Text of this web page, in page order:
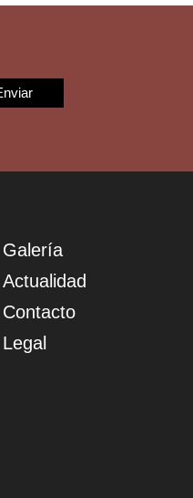
Galería
Actualidad
Contacto
Legal